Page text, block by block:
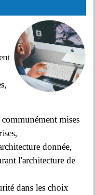
communément mises
donnée,
l'architecture de
dans les choix